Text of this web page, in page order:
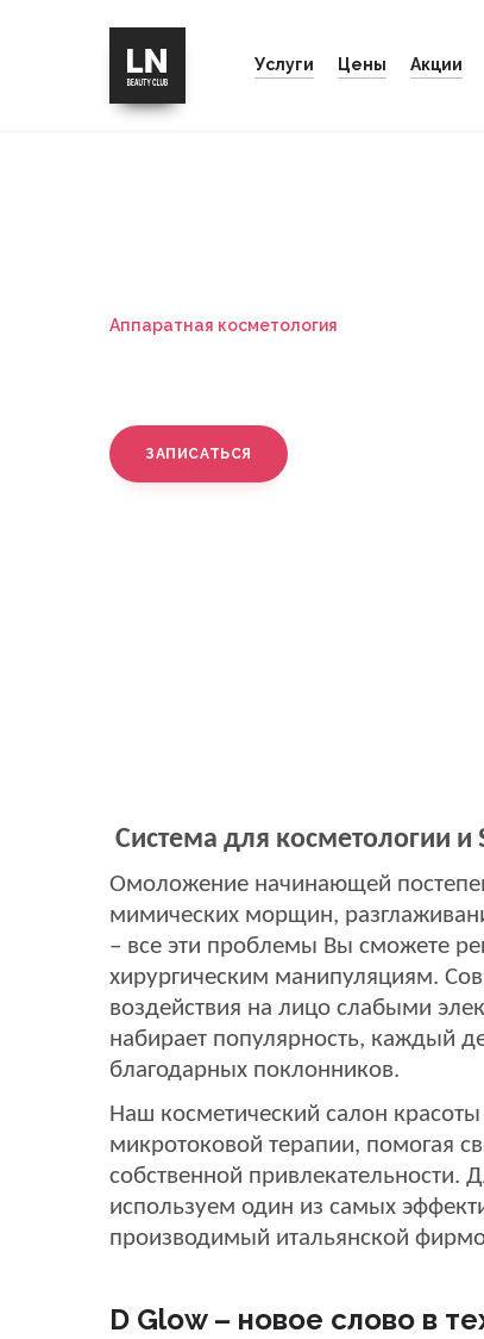
Услуги Цены Акции
Аппаратная косметология
ЗАПИСАТЬСЯ
Система для косметологии и
Омоложение начинающей
мимических морщин,
– все эти проблемы Вы сможете
хирургическим манипуляциям.
воздействия на лицо слабыми
набирает популярность, каждый
благодарных поклонников.
Наш косметический салон
микротоковой терапии, помогая
собственной
используем один из самых
производимый итальянской
D Glow – новое слово в